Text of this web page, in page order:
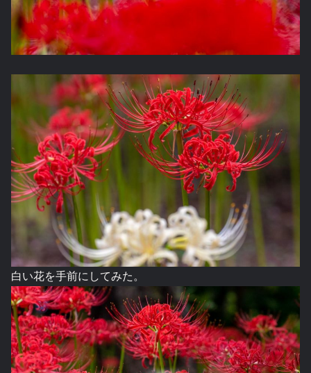
白い花を手前にしてみた。